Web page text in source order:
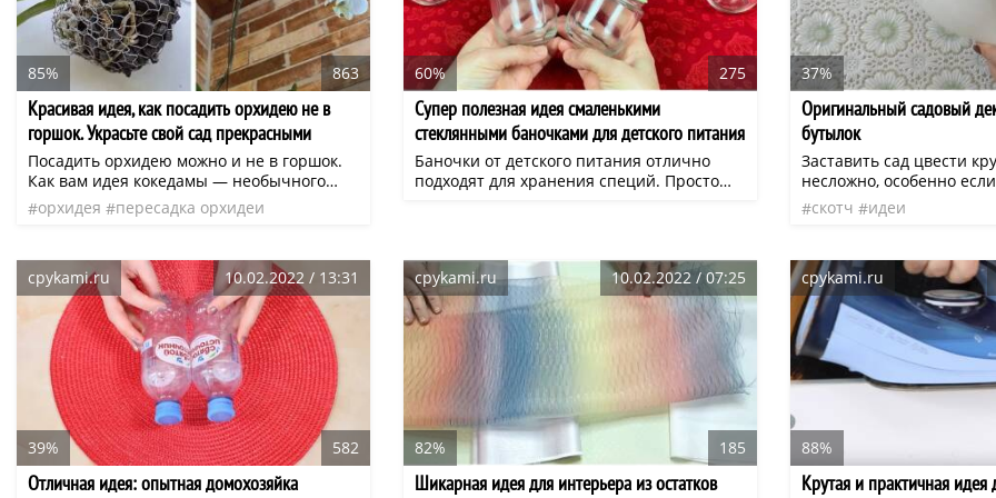
85% 863
Красивая идея, как посадить орхидею не в
горшок. Украсьте свой сад прекрасными
орхидеями
Посадить орхидею можно и не в горшок.
Как вам идея кокедамы — необычного
украшения из цветка в виде подвесной
конструкции? Делается она просто, из
орхидея пересадка орхидеи
60% 275
Супер полезная идея смаленькими
стеклянными баночками для детского питания
Баночки от детского питания отлично
подходят для хранения специй. Просто
если их превратить в дизайнерские. В
таком случае самодельный набор для
специй точно станет визитной карточкой
вашей кухни, а друзья и знакомые захотят
иметь у себя что-то подобное.
37%
Оригинальный садовый
бутылок
Заставить сад цвести
несложно, особенно
этого пластиковые
молока. Именно из них
напоминающие лилии.
они начнут вместе с
проклевывающейся
радовать глаз до самой
скотч идеи
cpykami.ru 10.02.2022 / 13:31
39% 582
Отличная идея: опытная домохозяйка
cpykami.ru 10.02.2022 / 07:25
82% 185
Шикарная идея для интерьера из остатков
cpykami.ru
88%
Крутая и практичная идея